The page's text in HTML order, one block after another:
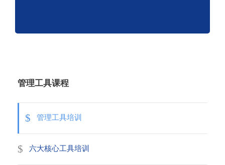
管理工具课程
管理工具培训
六大核心工具培训